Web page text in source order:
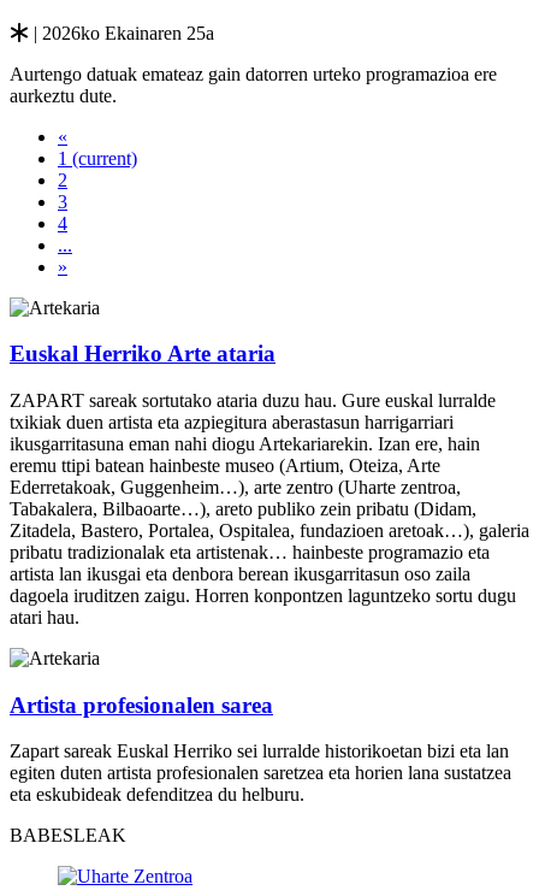
| 2026ko Ekainaren 25a
Aurtengo datuak emateaz gain datorren urteko programazioa ere
aurkeztu dute.
«
1 (current)
2
3
4
...
»
Euskal Herriko Arte ataria
ZAPART sareak sortutako ataria duzu hau. Gure euskal lurralde
txikiak duen artista eta azpiegitura aberastasun harrigarriari
ikusgarritasuna eman nahi diogu Artekariarekin. Izan ere, hain
eremu ttipi batean hainbeste museo (Artium, Oteiza, Arte
Ederretakoak, Guggenheim…), arte zentro (Uharte zentroa,
Tabakalera, Bilbaoarte…), areto publiko zein pribatu (Didam,
Zitadela, Bastero, Portalea, Ospitalea, fundazioen aretoak…), galeria
pribatu tradizionalak eta artistenak… hainbeste programazio eta
artista lan ikusgai eta denbora berean ikusgarritasun oso zaila
dagoela iruditzen zaigu. Horren konpontzen laguntzeko sortu dugu
atari hau.
Artista profesionalen sarea
Zapart sareak Euskal Herriko sei lurralde historikoetan bizi eta lan
egiten duten artista profesionalen saretzea eta horien lana sustatzea
eta eskubideak defenditzea du helburu.
BABESLEAK